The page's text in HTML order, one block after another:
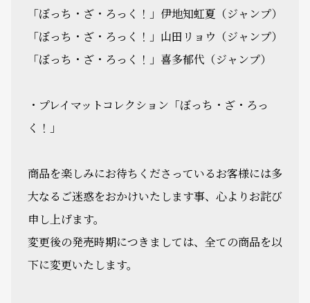
「ぼっち・ざ・ろっく！」伊地知虹夏（ジャンプ）
「ぼっち・ざ・ろっく！」山田リョウ（ジャンプ）
「ぼっち・ざ・ろっく！」喜多郁代（ジャンプ）
・プレイマットコレクション「ぼっち・ざ・ろっ
く！」
商品を楽しみにお待ちくださっているお客様には多
大なるご迷惑をおかけいたします事、心よりお詫び
申し上げます。
変更後の発売時期につきましては、全ての商品を以
下に変更いたします。